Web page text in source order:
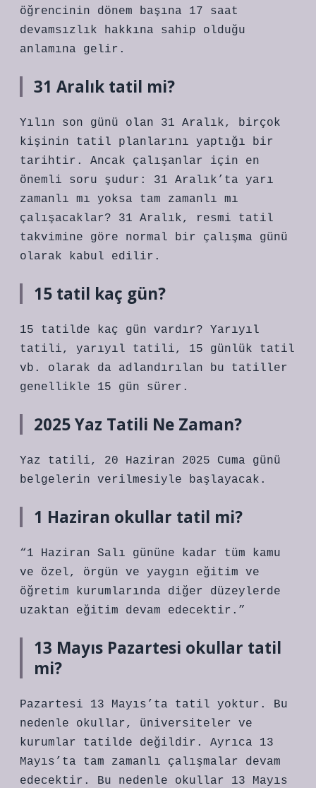
öğrencinin dönem başına 17 saat
devamsızlık hakkına sahip olduğu
anlamına gelir.
31 Aralık tatil mi?
Yılın son günü olan 31 Aralık, birçok
kişinin tatil planlarını yaptığı bir
tarihtir. Ancak çalışanlar için en
önemli soru şudur: 31 Aralık’ta yarı
zamanlı mı yoksa tam zamanlı mı
çalışacaklar? 31 Aralık, resmi tatil
takvimine göre normal bir çalışma günü
olarak kabul edilir.
15 tatil kaç gün?
15 tatilde kaç gün vardır? Yarıyıl
tatili, yarıyıl tatili, 15 günlük tatil
vb. olarak da adlandırılan bu tatiller
genellikle 15 gün sürer.
2025 Yaz Tatili Ne Zaman?
Yaz tatili, 20 Haziran 2025 Cuma günü
belgelerin verilmesiyle başlayacak.
1 Haziran okullar tatil mi?
“1 Haziran Salı gününe kadar tüm kamu
ve özel, örgün ve yaygın eğitim ve
öğretim kurumlarında diğer düzeylerde
uzaktan eğitim devam edecektir.”
13 Mayıs Pazartesi okullar tatil
mi?
Pazartesi 13 Mayıs’ta tatil yoktur. Bu
nedenle okullar, üniversiteler ve
kurumlar tatilde değildir. Ayrıca 13
Mayıs’ta tam zamanlı çalışmalar devam
edecektir. Bu nedenle okullar 13 Mayıs